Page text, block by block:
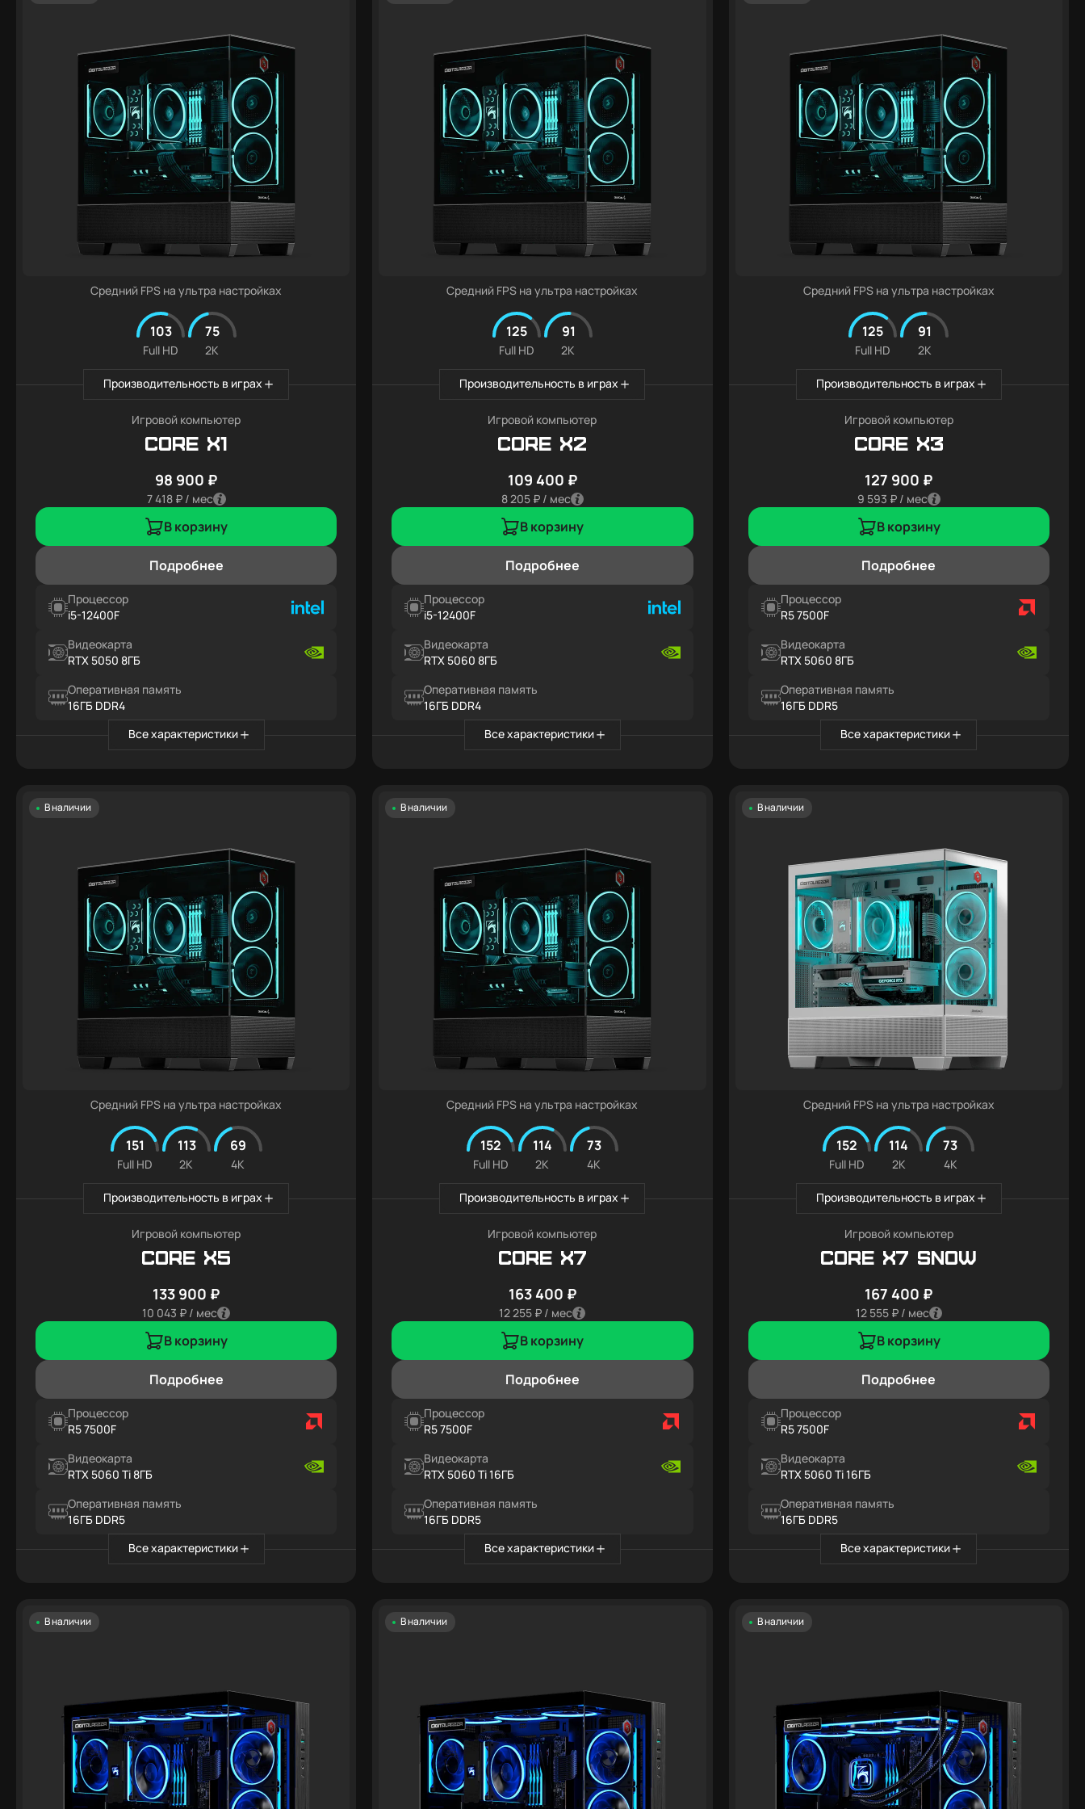
Средний FPS на ультра настройках
103
Full HD
75
2K
Производительность в играх
Игровой компьютер
Core X1
98 900 ₽
7 418 ₽ / мес
В корзину
Подробнее
Процессор
i5-12400F
Видеокарта
RTX 5050 8ГБ
Оперативная память
16ГБ DDR4
Все характеристики
Средний FPS на ультра настройках
125
Full HD
91
2K
Производительность в играх
Игровой компьютер
Core X2
109 400 ₽
8 205 ₽ / мес
В корзину
Подробнее
Процессор
i5-12400F
Видеокарта
RTX 5060 8ГБ
Оперативная память
16ГБ DDR4
Все характеристики
Средний FPS на ультра настройках
125
Full HD
91
2K
Производительность в играх
Игровой компьютер
Core X3
127 900 ₽
9 593 ₽ / мес
В корзину
Подробнее
Процессор
R5 7500F
Видеокарта
RTX 5060 8ГБ
Оперативная память
16ГБ DDR5
Все характеристики
В наличии
Средний FPS на ультра настройках
151
Full HD
113
2K
69
4K
Производительность в играх
Игровой компьютер
Core X5
133 900 ₽
10 043 ₽ / мес
В корзину
Подробнее
Процессор
R5 7500F
Видеокарта
RTX 5060 Ti 8ГБ
Оперативная память
16ГБ DDR5
Все характеристики
В наличии
Средний FPS на ультра настройках
152
Full HD
114
2K
73
4K
Производительность в играх
Игровой компьютер
Core X7
163 400 ₽
12 255 ₽ / мес
В корзину
Подробнее
Процессор
R5 7500F
Видеокарта
RTX 5060 Ti 16ГБ
Оперативная память
16ГБ DDR5
Все характеристики
В наличии
Средний FPS на ультра настройках
152
Full HD
114
2K
73
4K
Производительность в играх
Игровой компьютер
Core X7 SNOW
167 400 ₽
12 555 ₽ / мес
В корзину
Подробнее
Процессор
R5 7500F
Видеокарта
RTX 5060 Ti 16ГБ
Оперативная память
16ГБ DDR5
Все характеристики
В наличии В наличии В наличии